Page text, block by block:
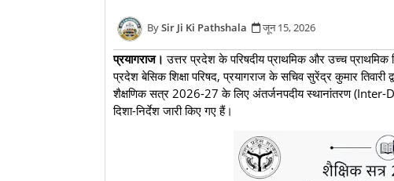
Sir Ji Ki Pathshala जून 15, 2026
प्रयागराज। उत्तर प्रदेश के परिषदीय प्राथमिक और उच्च प्राथमिक
प्रदेश बेसिक शिक्षा परिषद, प्रयागराज के सचिव सुरेंद्र कुमार तिवारी
शैक्षणिक सत्र 2026-27 के लिए अंतर्जनपदीय स्थानांतरण
दिशा-निर्देश जारी किए गए हैं।